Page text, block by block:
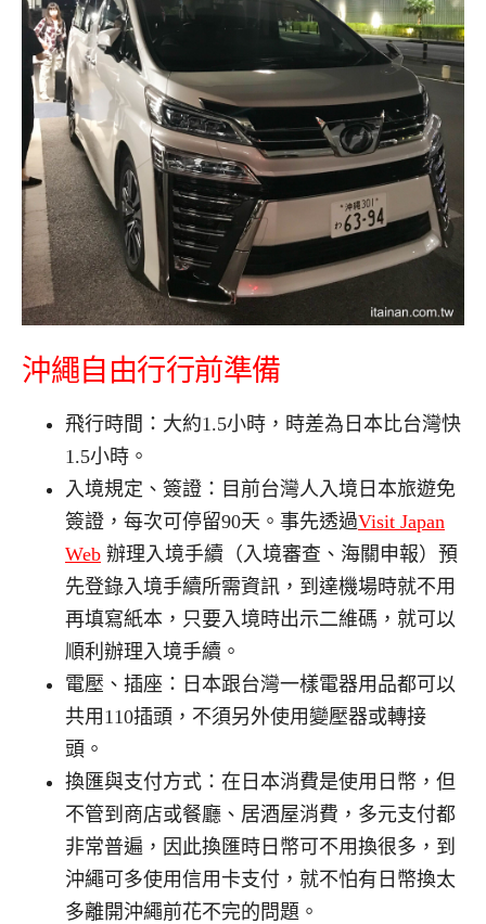
沖繩自由行行前準備
飛行時間：大約1.5小時，時差為日本比台灣快
1.5小時。
入境規定、簽證：目前台灣人入境日本旅遊免
簽證，每次可停留90天。事先透過Visit Japan
Web 辦理入境手續（入境審查、海關申報）預
先登錄入境手續所需資訊，到達機場時就不用
再填寫紙本，只要入境時出示二維碼，就可以
順利辦理入境手續。
電壓、插座：日本跟台灣一樣電器用品都可以
共用110插頭，不須另外使用變壓器或轉接
頭。
換匯與支付方式：在日本消費是使用日幣，但
不管到商店或餐廳、居酒屋消費，多元支付都
非常普遍，因此換匯時日幣可不用換很多，到
沖繩可多使用信用卡支付，就不怕有日幣換太
多離開沖繩前花不完的問題。